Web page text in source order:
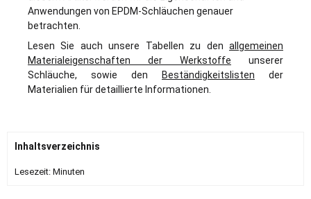
Anwendungen von EPDM-Schläuchen genauer
betrachten.
Lesen Sie auch unsere Tabellen zu den allgemeinen
Materialeigenschaften der Werkstoffe unserer
Schläuche, sowie den
Beständigkeitslisten der
Materialien für detaillierte Informationen.
Inhaltsverzeichnis
Lesezeit: Minuten